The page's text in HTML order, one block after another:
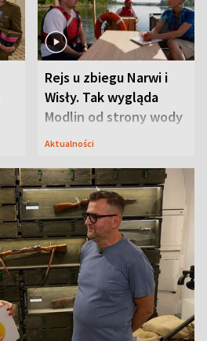
Rejs u zbiegu Narwi i
Wisły. Tak wygląda
Modlin od strony wody
Aktualności